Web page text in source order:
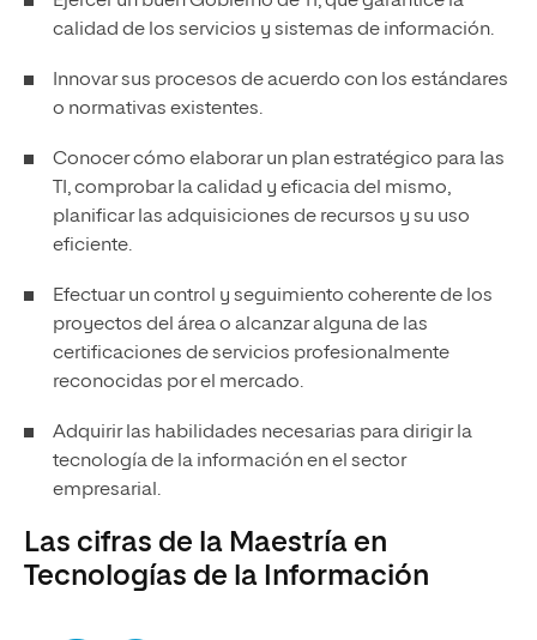
calidad de los servicios y sistemas de información.
Innovar sus procesos de acuerdo con los estándares
o normativas existentes.
Conocer cómo elaborar un plan estratégico para las
TI, comprobar la calidad y eficacia del mismo,
planificar las adquisiciones de recursos y su uso
eficiente.
Efectuar un control y seguimiento coherente de los
proyectos del área o alcanzar alguna de las
certificaciones de servicios profesionalmente
reconocidas por el mercado.
Adquirir las habilidades necesarias para dirigir la
tecnología de la información en el sector
empresarial.
Las cifras de la Maestría en
Tecnologías de la Información